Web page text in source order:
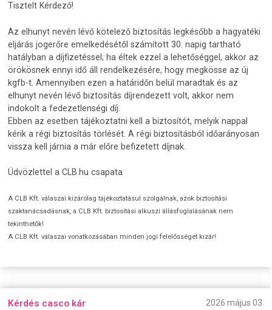
Tisztelt Kérdező!
Az elhunyt nevén lévő kötelező biztosítás legkésőbb a hagyatéki
eljárás jogerőre emelkedésétől számított 30. napig tartható
hatályban a díjfizetéssel; ha éltek ezzel a lehetőséggel, akkor az
örökösnek ennyi idő áll rendelkezésére, hogy megkösse az új
kgfb-t. Amennyiben ezen a határidőn belül maradtak és az
elhunyt nevén lévő biztosítás díjrendezett volt, akkor nem
indokolt a fedezetlenségi díj.
Ebben az esetben tájékoztatni kell a biztosítót, melyik nappal
kérik a régi biztosítás törlését. A régi biztosításból időarányosan
vissza kell járnia a már előre befizetett díjnak.
Üdvözlettel a CLB.hu csapata
A CLB Kft. válaszai kizárólag tájékoztatásul szolgálnak, azok biztosítási
szaktanácsadásnak, a CLB Kft. biztosítási alkuszi állásfoglalásának nem
tekinthetők!
A CLB Kft. válaszai vonatkozásában minden jogi felelősséget kizár!
Kérdés casco kár
2026 május 03.